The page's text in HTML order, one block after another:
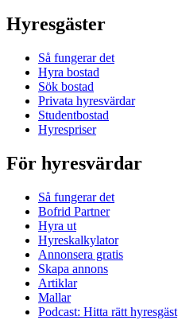
Hyresgäster
Så fungerar det
Hyra bostad
Sök bostad
Privata hyresvärdar
Studentbostad
Hyrespriser
För hyresvärdar
Så fungerar det
Bofrid Partner
Hyra ut
Hyreskalkylator
Annonsera gratis
Skapa annons
Artiklar
Mallar
Podcast: Hitta rätt hyresgäst